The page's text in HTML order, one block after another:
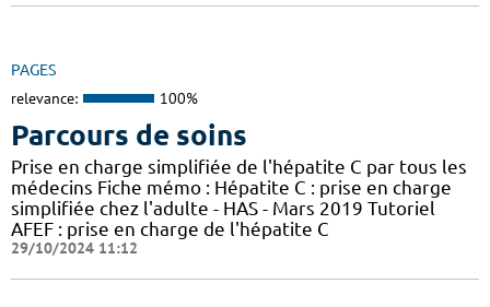
PAGES
relevance: 100%
Parcours de soins
Prise en charge simplifiée de l'hépatite C par tous les
médecins Fiche mémo : Hépatite C : prise en charge
simplifiée chez l'adulte - HAS - Mars 2019 Tutoriel
AFEF : prise en charge de l'hépatite C
29/10/2024 11:12